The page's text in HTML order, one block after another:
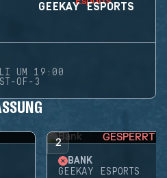
GEEKAY ESPORTS
UM 19:00
OF-3
2 GESPERRT
BANK
GEEKAY ESPORTS